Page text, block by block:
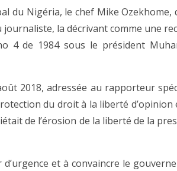
du Nigéria, le chef Mike Ozekhome,
la décrivant comme une
4 de 1984 sous le président
2018, adressée au rapporteur
du droit à la liberté d’opinion
de l’érosion de la liberté de la
et à convaincre le